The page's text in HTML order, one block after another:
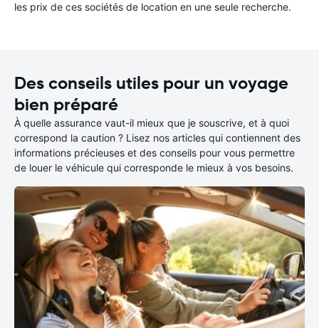
les prix de ces sociétés de location en une seule recherche.
Des conseils utiles pour un voyage
bien préparé
À quelle assurance vaut-il mieux que je souscrive, et à quoi
correspond la caution ? Lisez nos articles qui contiennent des
informations précieuses et des conseils pour vous permettre
de louer le véhicule qui corresponde le mieux à vos besoins.